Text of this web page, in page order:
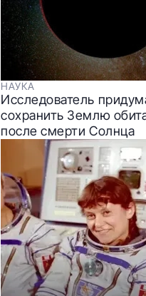
НАУКА
Исследователь
сохранить Землю
после смерти Солнца